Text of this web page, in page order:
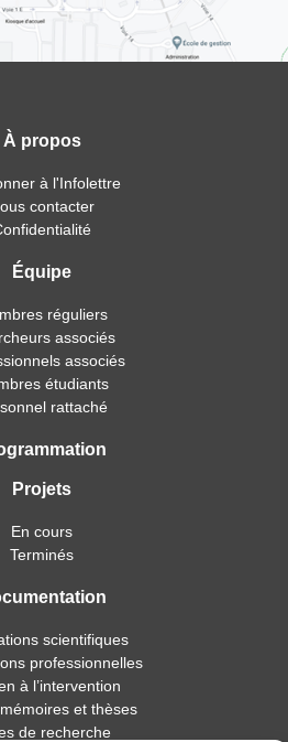
À propos
à l'Infolettre
contacter
Équipe
réguliers
associés
associés
étudiants
rattaché
Projets
En cours
Terminés
scientifiques
professionnelles
à l’intervention
et thèses
de recherche